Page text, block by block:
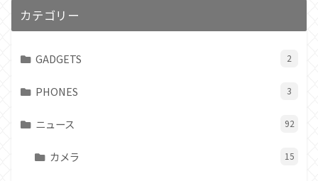
カテゴリー
GADGETS 2
PHONES 3
ニュース 92
カメラ 15